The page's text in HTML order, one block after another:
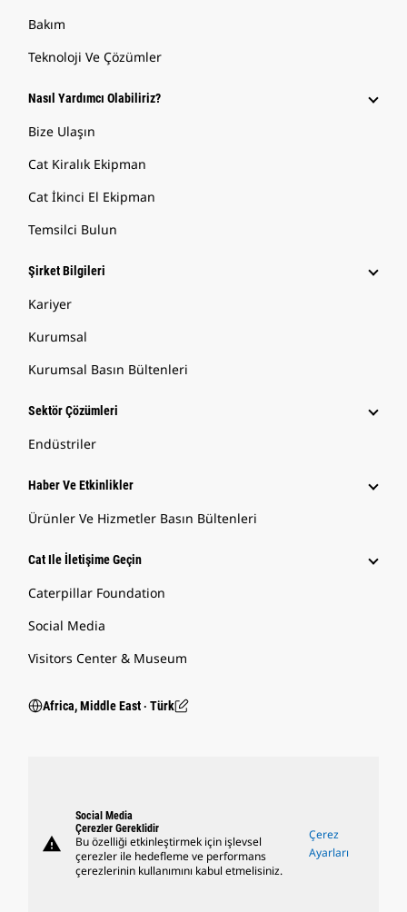
Bakım
Teknoloji Ve Çözümler
Nasıl Yardımcı Olabiliriz?
Bize Ulaşın
Cat Kiralık Ekipman
Cat İkinci El Ekipman
Temsilci Bulun
Şirket Bilgileri
Kariyer
Kurumsal
Kurumsal Basın Bültenleri
Sektör Çözümleri
Endüstriler
Haber Ve Etkinlikler
Ürünler Ve Hizmetler Basın Bültenleri
Cat Ile İletişime Geçin
Caterpillar Foundation
Social Media
Visitors Center & Museum
Africa, Middle East ‧ Türk
warning
Social Media
Çerezler Gereklidir
Bu özelliği etkinleştirmek için işlevsel
çerezler ile hedefleme ve performans
çerezlerinin kullanımını kabul etmelisiniz.
Çerez
Ayarları